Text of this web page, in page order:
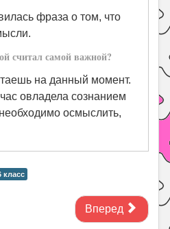
фраза о том, что
считал самой важной?
на данный момент.
овладела сознанием
осмыслить,
класс
Вперед